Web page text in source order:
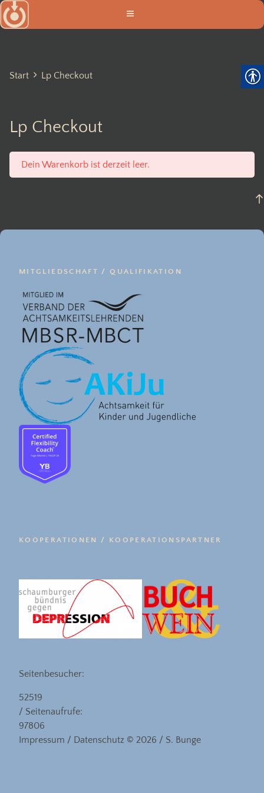
Zum
Inhalt
Start Lp Checkout
Lp Checkout
Dein Warenkorb ist derzeit leer.
MITGLIEDSCHAFT / QUALIFIKATION
KOOPERATIONEN / KOOPERATIONSPARTNER
Seitenbesucher:
52519
/ Seitenaufrufe:
97806
Impressum / Datenschutz © 2026 / S. Bunge